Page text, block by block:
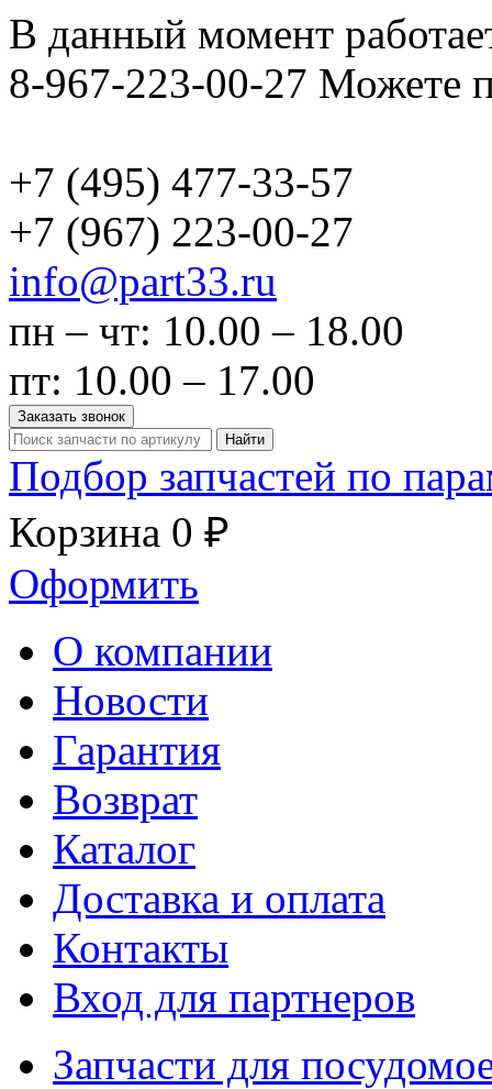
В данный момент
8-967-223-00-27 Можете
+7 (495) 477-33-57
+7 (967) 223-00-27
info@part33.ru
пн – чт: 10.00 – 18.00
пт: 10.00 – 17.00
Заказать звонок
Найти
Подбор запчастей по
Корзина 0 ₽
Оформить
О компании
Новости
Гарантия
Возврат
Каталог
Доставка и оплата
Контакты
Вход для партнеров
Запчасти для